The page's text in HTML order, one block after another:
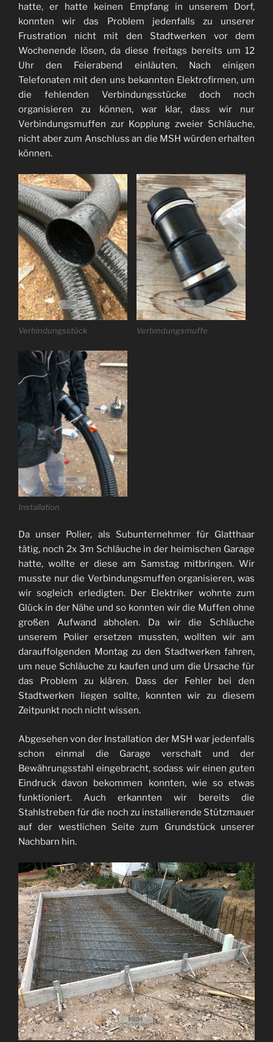
hatte, er hatte keinen Empfang in unserem Dorf,
konnten wir das Problem jedenfalls zu unserer
Frustration nicht mit den Stadtwerken vor dem
Wochenende lösen, da diese freitags bereits um 12
Uhr den Feierabend einläuten. Nach einigen
Telefonaten mit den uns bekannten Elektrofirmen, um
die fehlenden Verbindungsstücke doch noch
organisieren zu können, war klar, dass wir nur
Verbindungsmuffen zur Kopplung zweier Schläuche,
nicht aber zum Anschluss an die MSH würden erhalten
können.
Verbindungsstück Verbindungsmuffe
Installation
Da unser Polier, als Subunternehmer für Glatthaar
tätig, noch 2x 3m Schläuche in der heimischen Garage
hatte, wollte er diese am Samstag mitbringen. Wir
musste nur die Verbindungsmuffen organisieren, was
wir sogleich erledigten. Der Elektriker wohnte zum
Glück in der Nähe und so konnten wir die Muffen ohne
großen Aufwand abholen. Da wir die Schläuche
unserem Polier ersetzen mussten, wollten wir am
darauffolgenden Montag zu den Stadtwerken fahren,
um neue Schläuche zu kaufen und um die Ursache für
das Problem zu klären. Dass der Fehler bei den
Stadtwerken liegen sollte, konnten wir zu diesem
Zeitpunkt noch nicht wissen.
Abgesehen von der Installation der MSH war jedenfalls
schon einmal die Garage verschalt und der
Bewährungsstahl eingebracht, sodass wir einen guten
Eindruck davon bekommen konnten, wie so etwas
funktioniert. Auch erkannten wir bereits die
Stahlstreben für die noch zu installierende Stützmauer
auf der westlichen Seite zum Grundstück unserer
Nachbarn hin.